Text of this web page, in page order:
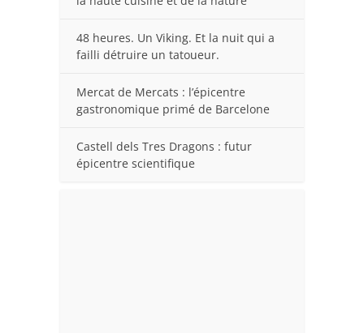
48 heures. Un Viking. Et la nuit qui a
failli détruire un tatoueur.
Mercat de Mercats : l’épicentre
gastronomique primé de Barcelone
Castell dels Tres Dragons : futur
épicentre scientifique